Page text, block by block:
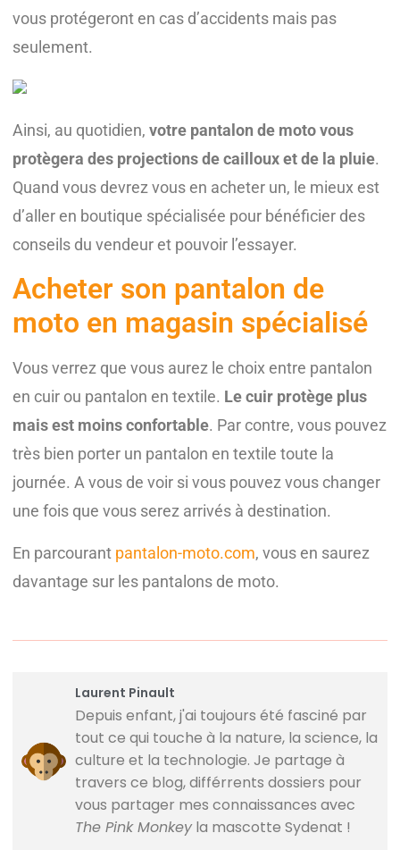
vous protégeront en cas d’accidents mais pas
seulement.
Ainsi, au quotidien, votre pantalon de moto vous
protègera des projections de cailloux et de la pluie.
Quand vous devrez vous en acheter un, le mieux est
d’aller en boutique spécialisée pour bénéficier des
conseils du vendeur et pouvoir l’essayer.
Acheter son pantalon de
moto en magasin spécialisé
Vous verrez que vous aurez le choix entre pantalon
en cuir ou pantalon en textile. Le cuir protège plus
mais est moins confortable. Par contre, vous pouvez
très bien porter un pantalon en textile toute la
journée. A vous de voir si vous pouvez vous changer
une fois que vous serez arrivés à destination.
En parcourant pantalon-moto.com, vous en saurez
davantage sur les pantalons de moto.
Laurent Pinault
Depuis enfant, j'ai toujours été fasciné par
tout ce qui touche à la nature, la science, la
culture et la technologie. Je partage à
travers ce blog, différrents dossiers pour
vous partager mes connaissances avec
The Pink Monkeyla mascotte Sydenat !